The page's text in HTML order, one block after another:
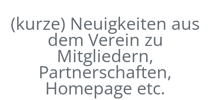
(kurze) Neuigkeiten aus
dem Verein zu
Mitgliedern,
Partnerschaften,
Homepage etc.